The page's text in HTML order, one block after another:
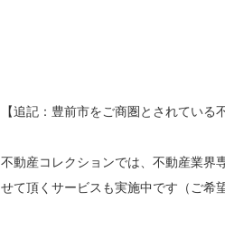
【追記：豊前市をご商圏とされている
不動産コレクションでは、不動産業界
せて頂くサービスも実施中です（ご希